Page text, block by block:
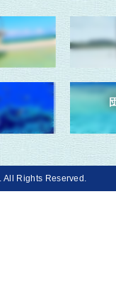
. All Rights Reserved.